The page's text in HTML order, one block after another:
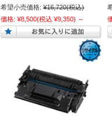
希望小売価格: ¥16,720(税込)
価格: ¥8,500(税込 ¥9,350) ～